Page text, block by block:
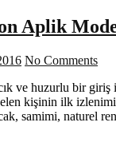
Aplik
No Comments
ve huzurlu bir giriş
kişinin ilk
samimi, naturel